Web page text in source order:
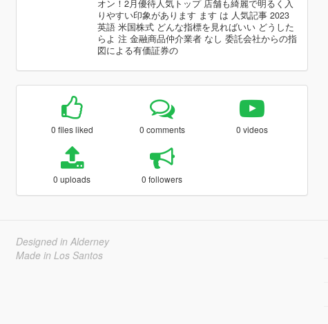
オン！2月優待人気トップ 店舗も綺麗で明るく入
りやすい印象があります ます は 人気記事 2023
英語 米国株式 どんな指標を見ればいい どうした
らよ 注 金融商品仲介業者 なし 委託会社からの指
図による有価証券の
0 files liked 0 comments 0 videos
0 uploads 0 followers
Designed in Alderney
Made in Los Santos